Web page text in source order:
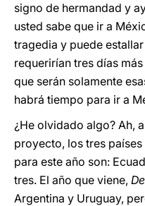
signo de hermandad y
usted sabe que ir a
tragedia y puede
requerirían tres días
que serán solamente
habrá tiempo para ir a
¿He olvidado algo? Ah,
proyecto, los tres
para este año son:
tres. El año que viene,
Argentina y Uruguay,